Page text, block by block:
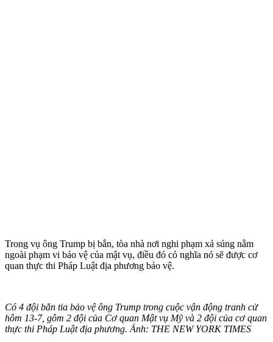
Trong vụ ông Trump bị bắn, tòa nhà nơi nghi phạm xả súng nằm
ngoài phạm vi bảo vệ của mật vụ, điều đó có nghĩa nó sẽ được cơ
quan thực thi Pháp Luật địa phương bảo vệ.
Có 4 đội bắn tỉa bảo vệ ông Trump trong cuộc vận động tranh cử
hôm 13-7, gôm 2 đội của Cơ quan Mật vụ Mỹ và 2 đội của cơ quan
thực thi Pháp Luật địa phương. Ảnh: THE NEW YORK TIMES